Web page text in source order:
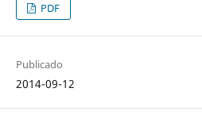
PDF
Publicado
2014-09-12